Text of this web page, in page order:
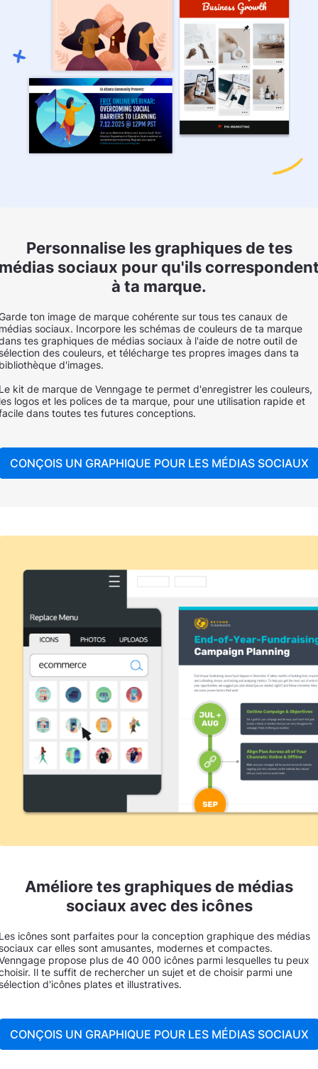
Personnalise les graphiques de tes
sociaux pour qu'ils
à ta marque.
ton image de marque cohérente sur tous tes canaux de
sociaux. Incorpore les schémas de couleurs de ta marque
tes graphiques de médias sociaux à l'aide de notre outil de
des couleurs, et télécharge tes propres images dans ta
d'images.
kit de marque de Venngage te permet d'enregistrer les couleurs,
logos et les polices de ta marque, pour une utilisation rapide et
dans toutes tes futures conceptions.
CONÇOIS UN GRAPHIQUE POUR LES MÉDIAS SOCIAUX
Améliore tes graphiques de médias
sociaux avec des icônes
icônes sont parfaites pour la conception graphique des médias
car elles sont amusantes, modernes et compactes.
propose plus de 40 000 icônes parmi lesquelles tu peux
Il te suffit de rechercher un sujet et de choisir parmi une
d'icônes plates et illustratives.
CONÇOIS UN GRAPHIQUE POUR LES MÉDIAS SOCIAUX